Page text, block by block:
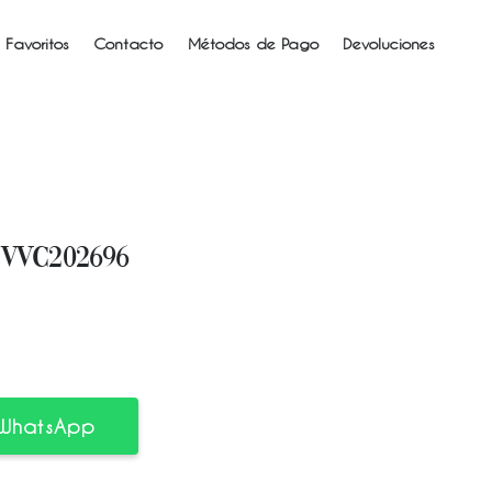
Favoritos Contacto Métodos de Pago Devoluciones